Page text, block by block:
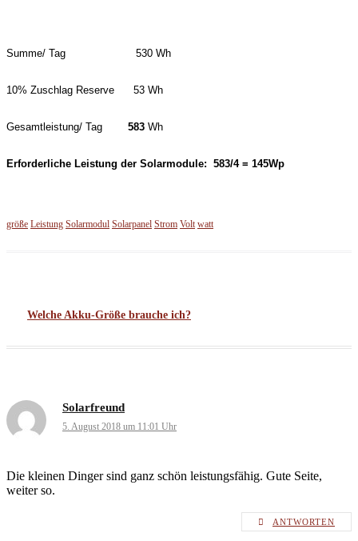
Summe/ Tag 530 Wh
10% Zuschlag Reserve 53 Wh
Gesamtleistung/ Tag 583 Wh
Erforderliche Leistung der Solarmodule: 583/4 = 145Wp
größe Leistung Solarmodul Solarpanel Strom Volt watt
Beitragsnavigation
Welche Akku-Größe brauche ich?
Solarfreund
5. August 2018 um 11:01 Uhr
Die kleinen Dinger sind ganz schön leistungsfähig. Gute Seite,
weiter so.
ANTWORTEN